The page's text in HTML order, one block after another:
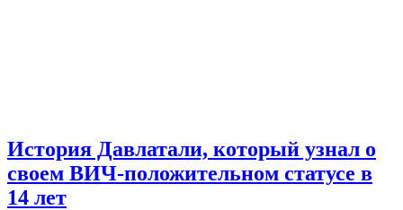
История Давлатали, который узнал о
своем ВИЧ-положительном статусе в
14 лет